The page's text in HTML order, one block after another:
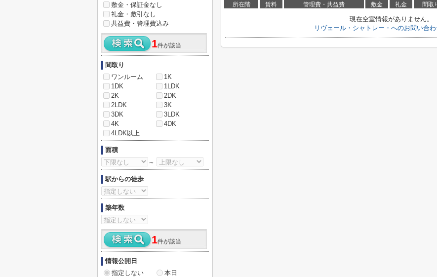
所在階 賃料 管理費・共益費 敷金 礼金 間取
現在空室情報がありません。
リヴェール・シャトレー・へのお問い合
敷金・保証金なし
礼金・敷引なし
共益費・管理費込み
1件が該当
間取り
ワンルーム
1K
1DK
1LDK
2K
2DK
2LDK
3K
3DK
3LDK
4K
4DK
4LDK以上
面積
～
駅からの徒歩
築年数
1件が該当
情報公開日
指定しない
本日